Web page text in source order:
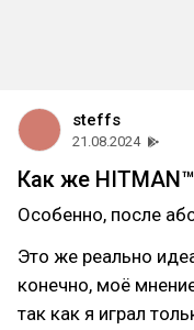
steffs
21.08.2024
Как же
Особенно, после
Это же реально
конечно, моё
так как я играл